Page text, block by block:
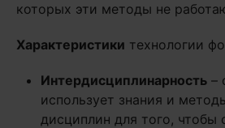
которых эти методы не
Характеристики технологии
Интердисциплинарность –
использует знания и
дисциплин для того, чтобы